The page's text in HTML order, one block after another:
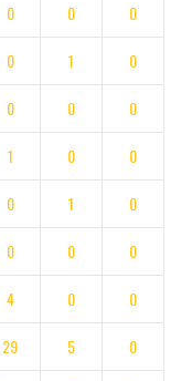
0 0 0
0 1 0
0 0 0
1 0 0
0 1 0
0 0 0
4 0 0
29 5 0